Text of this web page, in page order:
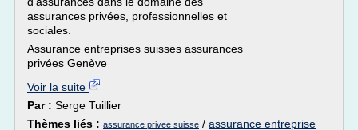
assurances privées, professionnelles et
sociales.
Assurance entreprises suisses assurances
privées Genève
Voir la suite
Par : Serge Tuillier
Thèmes liés : assurance privee suisse / assurance entreprise